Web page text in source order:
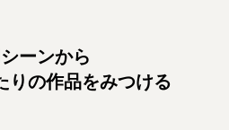
ーンから
りの作品をみつける